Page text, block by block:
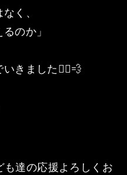
く、
のか」
きました🏃‍♂️💨⁡
達の応援よろしくお